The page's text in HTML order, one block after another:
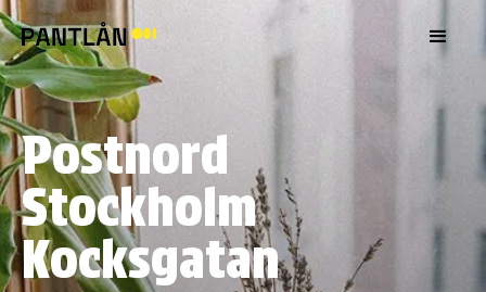
Postnord
Stockholm
Kocksgatan